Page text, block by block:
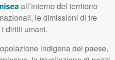
all’interno del territorio
le dimissioni di tre
diritti umani.
indigena del paese,